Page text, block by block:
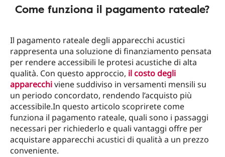
Come funziona il pagamento rateale?
Il pagamento rateale degli apparecchi acustici
rappresenta una soluzione di finanziamento pensata
per rendere accessibili le protesi acustiche di alta
qualità. Con questo approccio, il costo degli
apparecchiviene suddiviso in versamenti mensili su
un periodo concordato, rendendo l’acquisto più
accessibile.In questo articolo scoprirete come
funziona il pagamento rateale, quali sono i passaggi
necessari per richiederlo e quali vantaggi offre per
acquistare apparecchi acustici di qualità a un prezzo
conveniente.